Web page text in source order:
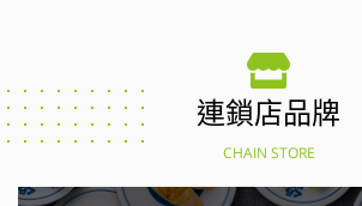
連鎖店品牌
CHAIN STORE